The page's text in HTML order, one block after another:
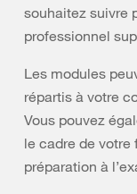
souhaitez suivre
professionnel
Les modules
répartis à votre
Vous pouvez
le cadre de
préparation à